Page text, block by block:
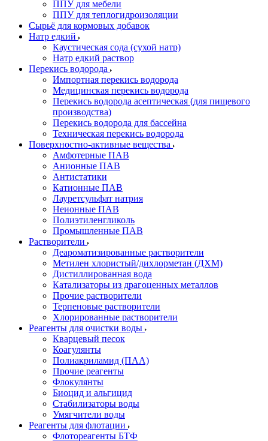
ППУ для мебели
ППУ для теплогидроизоляции
Сырьё для кормовых добавок
Натр едкий
Каустическая сода (сухой натр)
Натр едкий раствор
Перекись водорода
Импортная перекись водорода
Медицинская перекись водорода
Перекись водорода асептическая (для пищевого
производства)
Перекись водорода для бассейна
Техническая перекись водорода
Поверхностно-активные вещества
Амфотерные ПАВ
Анионные ПАВ
Антистатики
Катионные ПАВ
Лауретсульфат натрия
Неионные ПАВ
Полиэтиленгликоль
Промышленные ПАВ
Растворители
Деароматизированные растворители
Метилен хлористый/дихлорметан (ДХМ)
Дистиллированная вода
Катализаторы из драгоценных металлов
Прочие растворители
Терпеновые растворители
Хлорированные растворители
Реагенты для очистки воды
Кварцевый песок
Коагулянты
Полиакриламид (ПАА)
Прочие реагенты
Флокулянты
Биоцид и альгицид
Стабилизаторы воды
Умягчители воды
Реагенты для флотации
Флотореагенты БТФ